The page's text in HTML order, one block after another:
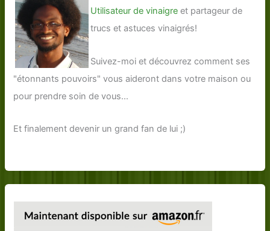
Utilisateur de vinaigre et partageur de
trucs et astuces vinaigrés!
Suivez-moi et découvrez comment ses
"étonnants pouvoirs" vous aideront dans votre maison ou
pour prendre soin de vous...
Et finalement devenir un grand fan de lui ;)